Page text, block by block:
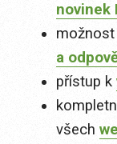
novinek
a
přístup k
všech